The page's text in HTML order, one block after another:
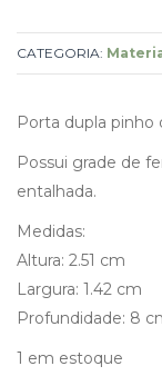
CATEGORIA:
Porta dupla pinho
Possui grade de
entalhada.
Medidas:
Altura: 2.51 cm
Largura: 1.42 cm
Profundidade: 8
1 em estoque